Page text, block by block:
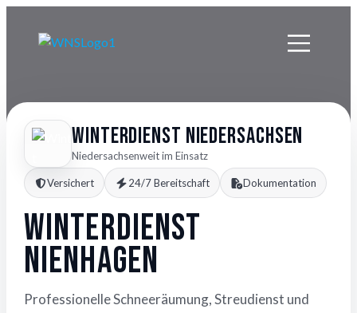
Winterdienst Niedersachsen
Niedersachsenweit im Einsatz
Versichert 24/7 Bereitschaft Dokumentation
Winterdienst
Nienhagen
Professionelle Schneeräumung, Streudienst und